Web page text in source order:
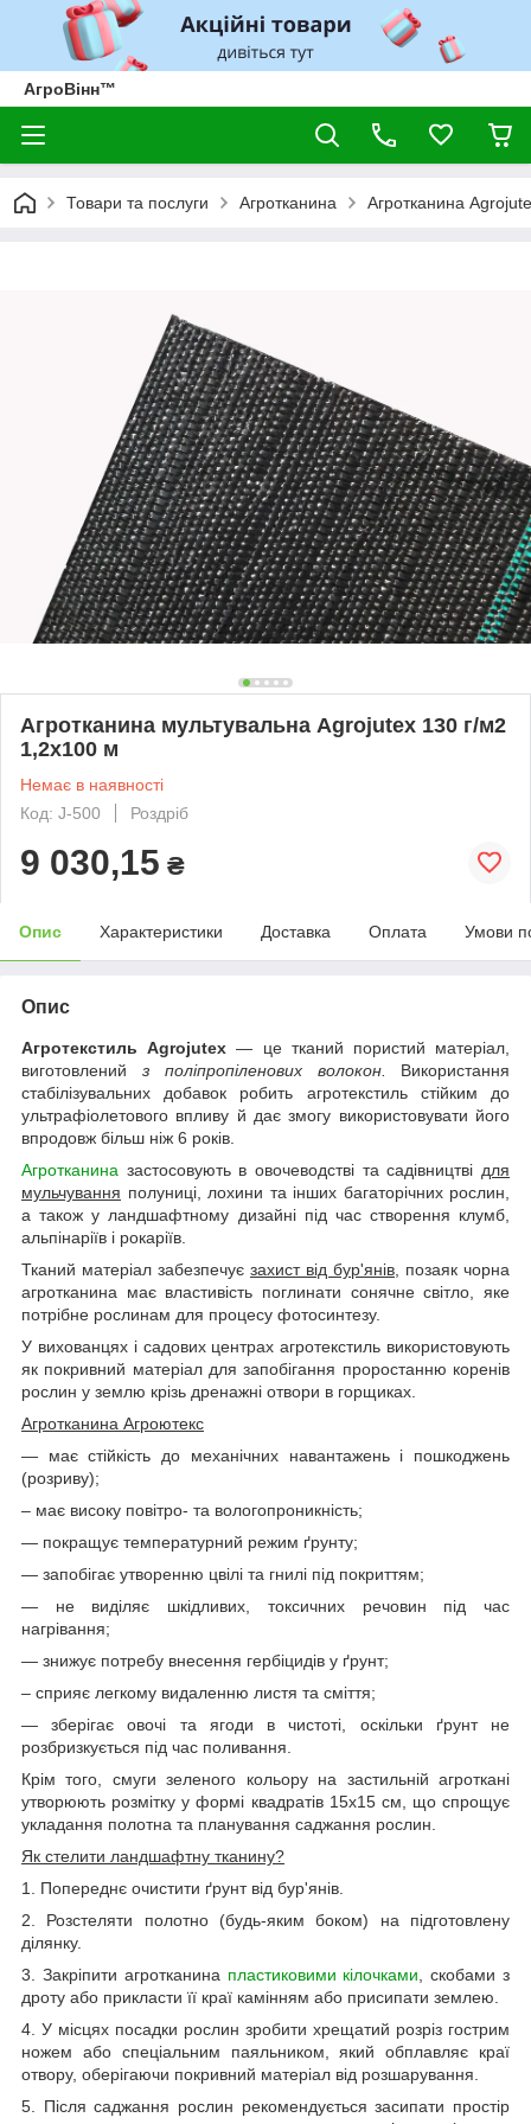
АгроВінн™
Товари та послуги Агротканина Агротканина
Агротканина мультувальна Agrojutex 130 г/м2
1,2х100 м
Немає в наявності
Код: J-500
Роздріб
9 030,15 ₴
Опис Характеристики Доставка Оплата Умови
Опис
Агротекстиль Agrojutex — це тканий пористий матеріал,
виготовлений з поліпропіленових волокон. Використання
стабілізувальних добавок робить агротекстиль стійким до
ультрафіолетового впливу й дає змогу використовувати його
впродовж більш ніж 6 років.
Агротканина застосовують в овочеводстві та садівництві для
мульчування полуниці, лохини та інших багаторічних рослин,
а також у ландшафтному дизайні під час створення клумб,
альпінаріїв і рокаріїв.
Тканий матеріал забезпечує захист від бур'янів , позаяк чорна
агротканина має властивість поглинати сонячне світло, яке
потрібне рослинам для процесу фотосинтезу.
У вихованцях і садових центрах агротекстиль використовують
як покривний матеріал для запобігання проростанню коренів
рослин у землю крізь дренажні отвори в горщиках.
Агротканина Агроютекс
— має стійкість до механічних навантажень і пошкоджень
(розриву);
– має високу повітро- та вологопроникність;
— покращує температурний режим ґрунту;
— запобігає утворенню цвілі та гнилі під покриттям;
— не виділяє шкідливих, токсичних речовин під час
нагрівання;
— знижує потребу внесення гербіцидів у ґрунт;
– сприяє легкому видаленню листя та сміття;
— зберігає овочі та ягоди в чистоті, оскільки ґрунт не
розбризкується під час поливання.
Крім того, смуги зеленого кольору на застильній агроткані
утворюють розмітку у формі квадратів 15х15 см, що спрощує
укладання полотна та планування саджання рослин.
Як стелити ландшафтну тканину?
1. Попереднє очистити ґрунт від бур'янів.
2. Розстеляти полотно (будь-яким боком) на підготовлену
ділянку.
3. Закріпити агротканина пластиковими кілочками , скобами з
дроту або прикласти її краї камінням або присипати землею.
4. У місцях посадки рослин зробити хрещатий розріз гострим
ножем або спеціальним паяльником, який обплавляє краї
отвору, оберігаючи покривний матеріал від розшарування.
5. Після саджання рослин рекомендується засипати простір